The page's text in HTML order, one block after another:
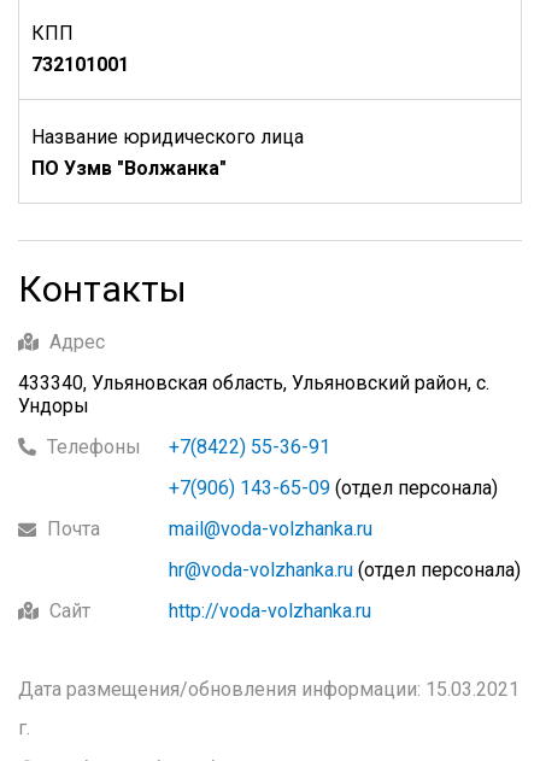
КПП
732101001
Название юридического лица
ПО Узмв "Волжанка"
Контакты
Адрес
433340, Ульяновская область, Ульяновский район, с.
Ундоры
Телефоны
+7(8422) 55-36-91
+7(906) 143-65-09 (отдел персонала)
Почта
mail@voda-volzhanka.ru
hr@voda-volzhanka.ru (отдел персонала)
Сайт
http://voda-volzhanka.ru
Дата размещения/обновления информации: 15.03.2021
г.